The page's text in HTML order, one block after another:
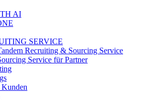
AI
SERVICE
Recruiting & Sourcing Service
Service für Partner
Kunden